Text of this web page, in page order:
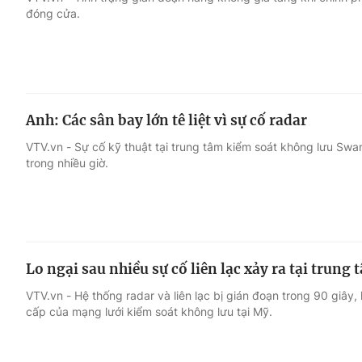
Điện ảnh
Âm nhạc
Sao
Du lịch
Làm đẹp
đóng cửa.
Anh: Các sân bay lớn tê liệt vì sự cố radar
VTV.vn - Sự cố kỹ thuật tại trung tâm kiểm soát không lưu
trong nhiều giờ.
Lo ngại sau nhiều sự cố liên lạc xảy ra tại trung
VTV.vn - Hệ thống radar và liên lạc bị gián đoạn trong 90
cấp của mạng lưới kiểm soát không lưu tại Mỹ.